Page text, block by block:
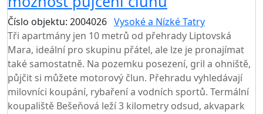
Číslo objektu: 2004026 Vysoké a Nízké Tatry
Tři apartmány jen 10 metrů od přehrady Liptovská
Mara, ideální pro skupinu přátel, ale lze je pronajímat
také samostatně. Na pozemku posezení, gril a ohniště,
půjčit si můžete motorový člun. Přehradu vyhledávají
milovníci koupání, rybaření a vodních sportů. Termální
koupaliště Bešeňová leží 3 kilometry odsud, akvapark